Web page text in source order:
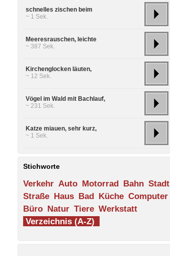
schnelles zischen beim
~ 1 Sek.
Meeresrauschen, leichte
~ 387 Sek.
Kirchenglocken läuten,
~ 12 Sek.
Vögel im Wald mit Bachlauf,
~ 231 Sek.
Katze miauen, sehr kurz,
~ 1 Sek.
Stichworte
Verkehr Auto Motorrad Bahn Stadt
Straße Haus Bad Küche Computer
Büro Natur Tiere Werkstatt
Verzeichnis (A-Z)